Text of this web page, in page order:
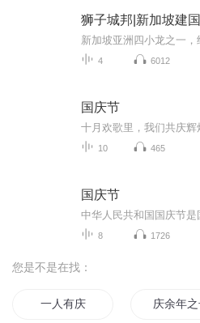
狮子城邦|新加坡建
4 6012
国庆节
10 465
国庆节
8 1726
您是不是在找：
一人有庆 庆余年之